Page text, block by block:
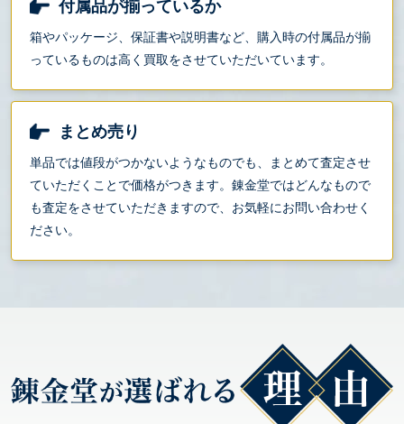
付属品が揃っているか
箱やパッケージ、保証書や説明書など、購入時の付属品が揃
っているものは高く買取をさせていただいています。
まとめ売り
単品では値段がつかないようなものでも、まとめて査定させ
ていただくことで価格がつきます。錬金堂ではどんなもので
も査定をさせていただきますので、お気軽にお問い合わせく
ださい。